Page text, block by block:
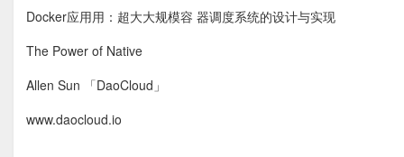
Docker应⽤用：超⼤大规模容 器调度系统的设计与实现
The Power of Native
Allen Sun 「DaoCloud」
www.daocloud.io